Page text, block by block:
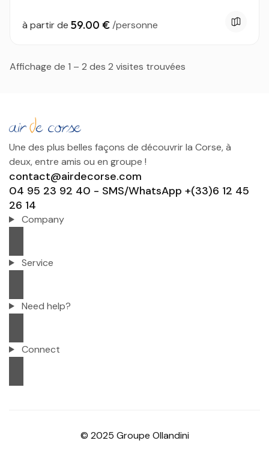
à partir de 59.00 € /personne
Affichage de 1 – 2 des 2 visites trouvées
Une des plus belles façons de découvrir la Corse, à
deux, entre amis ou en groupe !
contact@airdecorse.com
04 95 23 92 40 - SMS/WhatsApp +(33)6 12 45
26 14
Company
Service
Need help?
Connect
© 2025 Groupe Ollandini